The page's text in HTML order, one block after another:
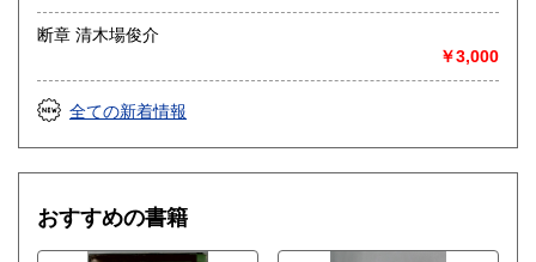
断章 清木場俊介
￥3,000
全ての新着情報
おすすめの書籍